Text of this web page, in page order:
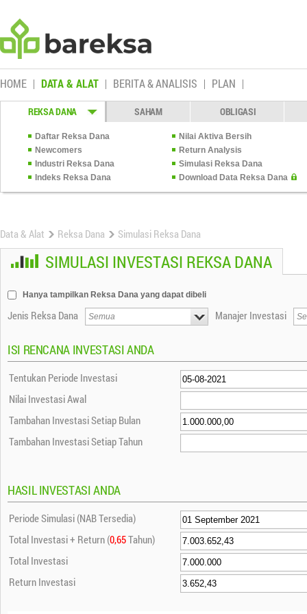
HOME DATA & ALAT BERITA & ANALISIS PLAN
REKSA DANA SAHAM OBLIGASI
Daftar Reksa Dana
Nilai Aktiva Bersih
Newcomers
Return Analysis
Industri Reksa Dana
Simulasi Reksa Dana
Indeks Reksa Dana
Download Data Reksa Dana
Data & Alat Reksa Dana Simulasi Reksa Dana
SIMULASI INVESTASI REKSA DANA
Hanya tampilkan Reksa Dana yang dapat dibeli
Jenis Reksa Dana Manajer Investasi
ISI RENCANA INVESTASI ANDA
Tentukan Periode Investasi
Nilai Investasi Awal
Tambahan Investasi Setiap Bulan
Tambahan Investasi Setiap Tahun
HASIL INVESTASI ANDA
Periode Simulasi (NAB Tersedia)
Total Investasi + Return (0,65Tahun)
Total Investasi
Return Investasi